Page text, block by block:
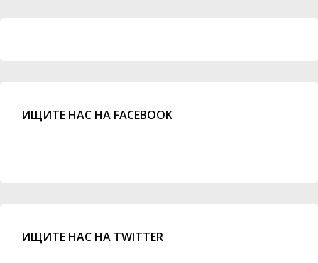
ИЩИТЕ НАС НА FACEBOOK
ИЩИТЕ НАС НА TWITTER